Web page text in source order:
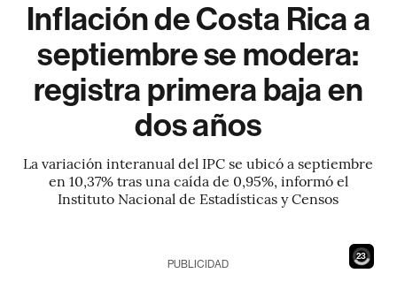
Inflación de Costa Rica a
septiembre se modera:
registra primera baja en
dos años
La variación interanual del IPC se ubicó a septiembre
en 10,37% tras una caída de 0,95%, informó el
Instituto Nacional de Estadísticas y Censos
21
PUBLICIDAD